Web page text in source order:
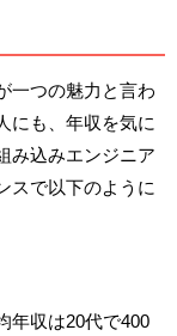
一つの魅力と言わ
にも、年収を気に
み込みエンジニア
スで以下のように
年収は20代で400